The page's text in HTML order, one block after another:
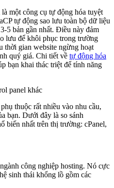
một công cụ tự động hóa tuyệt
tự động sao lưu toàn bộ dữ liệu
5 bản gần nhất. Điều này đảm
lưu để khôi phục trong trường
thời gian website ngừng hoạt
quý giá. Chi tiết về tự động hóa
bạn khai thác triệt để tính năng
panel khác
thuộc rất nhiều vào nhu cầu,
bạn. Dưới đây là so sánh
biến nhất trên thị trường: cPanel,
công nghiệp hosting. Nó cực
sinh thái khổng lồ gồm các